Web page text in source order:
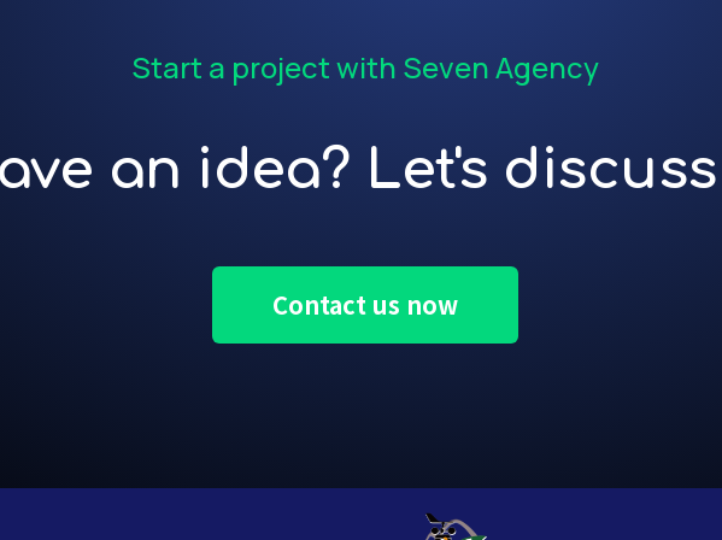
Start a project with Seven Agency
an idea? Let's
Contact us now